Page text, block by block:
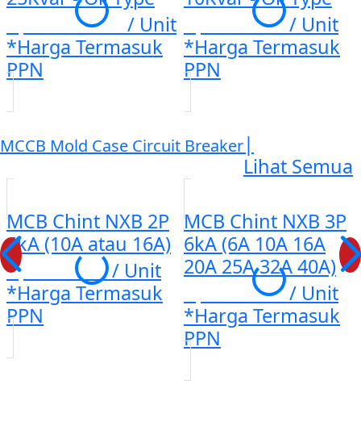
Rp. 1.123.320
/ Unit
*Harga Termasuk
PPN
Rp. 555.555/ Unit
*Harga Termasuk
PPN
MCCB Mold Case Circuit Breaker|
Lihat Semua
MCB Chint NXB 2P
6kA (10A atau 16A)
Rp. 116.549/ Unit
*Harga Termasuk
PPN
MCB Chint NXB 3P
6kA (6A 10A 16A
20A 25A 32A 40A)
Rp. 159.839/ Unit
*Harga Termasuk
PPN